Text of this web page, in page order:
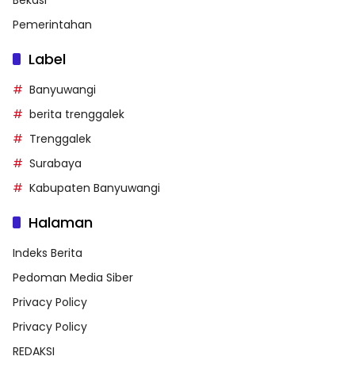
Pemerintahan
Label
Banyuwangi
berita trenggalek
Trenggalek
Surabaya
Kabupaten Banyuwangi
Halaman
Indeks Berita
Pedoman Media Siber
Privacy Policy
Privacy Policy
REDAKSI